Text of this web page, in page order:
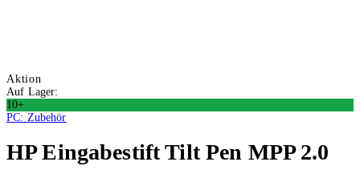
Aktion
Auf Lager:
10+
PC: Zubehör
HPEingabestift Tilt Pen MPP 2.0